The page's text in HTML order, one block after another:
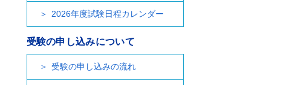
2026年度試験日程カレンダー
受験の申し込みについて
受験の申し込みの流れ